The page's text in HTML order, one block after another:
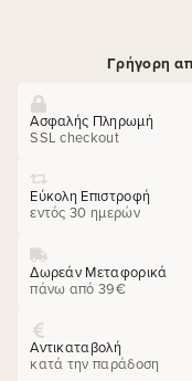
Γρήγορη
Ασφαλής Πληρωμή
SSL checkout
Εύκολη Επιστροφή
εντός 30 ημερών
Δωρεάν Μεταφορικά
πάνω από 39€
Αντικαταβολή
κατά την παράδοση